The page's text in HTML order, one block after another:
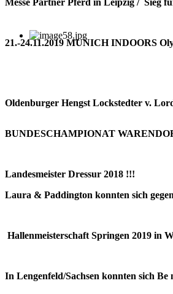
21.-24.11.2019 MUNICH INDOORS
Oldenburger Hengst Lockstedter v.
BUNDESCHAMPIONAT
Landesmeister Dressur 2018 !!!
Laura & Paddington konnten sich
Hallenmeisterschaft Springen 2019 in
In Lengenfeld/Sachsen konnten sich